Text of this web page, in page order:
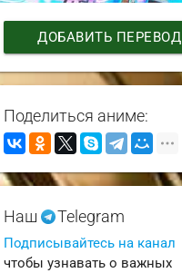
ДОБАВИТЬ ПЕРЕВОД
Поделиться аниме:
Наш Telegram
Подписывайтесь на канал
чтобы узнавать о важных